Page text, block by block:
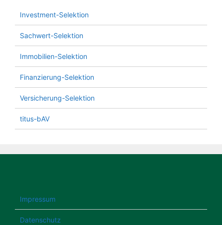
Investment-Selektion
Sachwert-Selektion
Immobilien-Selektion
Finanzierung-Selektion
Versicherung-Selektion
titus-bAV
Impressum
Datenschutz